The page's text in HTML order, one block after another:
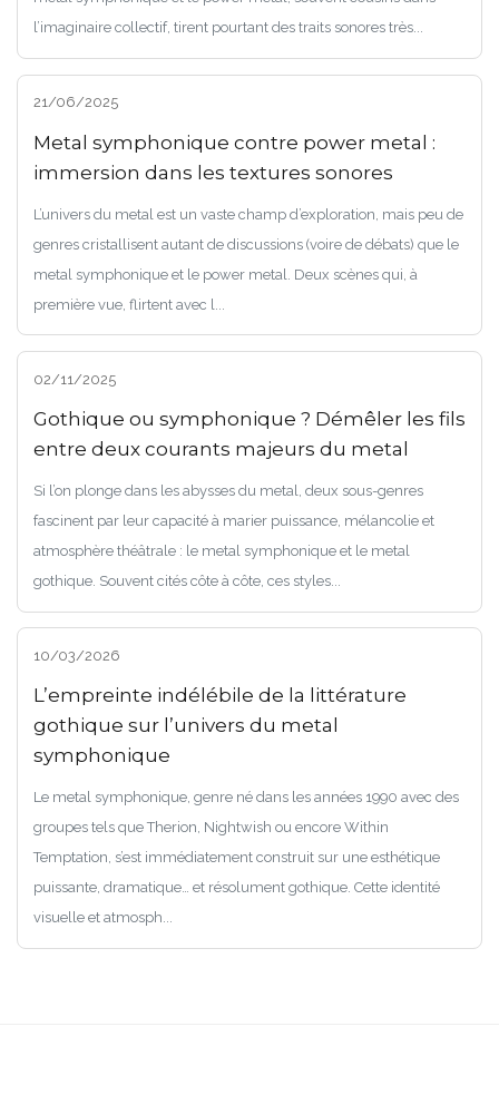
l’imaginaire collectif, tirent pourtant des traits sonores très...
21/06/2025
Metal symphonique contre power metal :
immersion dans les textures sonores
L’univers du metal est un vaste champ d’exploration, mais peu de
genres cristallisent autant de discussions (voire de débats) que le
metal symphonique et le power metal. Deux scènes qui, à
première vue, flirtent avec l...
02/11/2025
Gothique ou symphonique ? Démêler les fils
entre deux courants majeurs du metal
Si l’on plonge dans les abysses du metal, deux sous-genres
fascinent par leur capacité à marier puissance, mélancolie et
atmosphère théâtrale : le metal symphonique et le metal
gothique. Souvent cités côte à côte, ces styles...
10/03/2026
L’empreinte indélébile de la littérature
gothique sur l’univers du metal
symphonique
Le metal symphonique, genre né dans les années 1990 avec des
groupes tels que Therion, Nightwish ou encore Within
Temptation, s’est immédiatement construit sur une esthétique
puissante, dramatique… et résolument gothique. Cette identité
visuelle et atmosph...